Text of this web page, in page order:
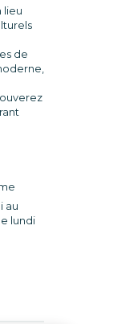
lieu
de
au
lundi